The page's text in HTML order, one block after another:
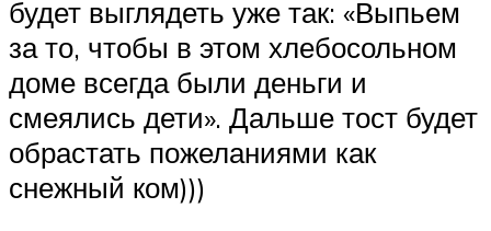
будет выглядеть уже так: «Выпьем
за то, чтобы в этом хлебосольном
доме всегда были деньги и
смеялись дети». Дальше тост будет
обрастать пожеланиями как
снежный ком)))